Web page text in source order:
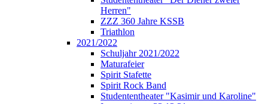
Herren"
ZZZ 360 Jahre KSSB
Triathlon
2021/2022
Schuljahr 2021/2022
Maturafeier
Spirit Stafette
Spirit Rock Band
Studententheater "Kasimir und Karoline"